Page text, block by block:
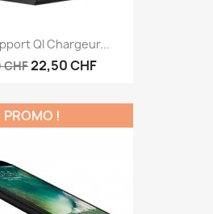
QI Chargeur...
22,50 CHF
PROMO !